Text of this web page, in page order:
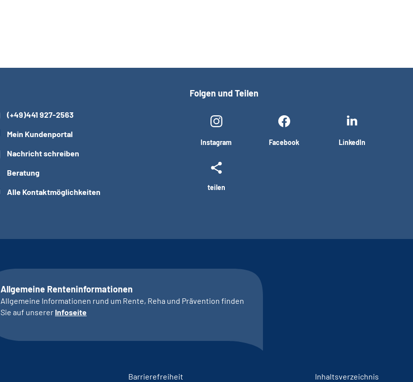
(+49)441 927-2563
Mein Kundenportal
Nachricht schreiben
Beratung
Alle Kontaktmöglichkeiten
Folgen und Teilen
Instagram Facebook LinkedIn
teilen
Allgemeine Renteninformationen
Allgemeine Informationen rund um Rente, Reha und Prävention finden
Sie auf unserer Infoseite
Barrierefreiheit Inhaltsverzeichnis